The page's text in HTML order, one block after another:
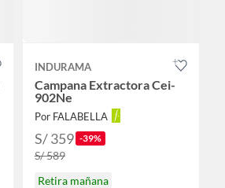
INDURAMA
Campana Extractora Cei-
902Ne
Por FALABELLA
S/ 359 -39%
S/ 589
Retira mañana